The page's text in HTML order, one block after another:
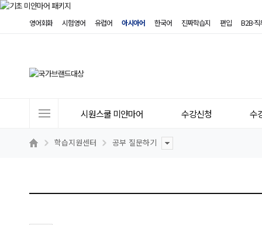
영어회화 시험영어 유럽어 아시아어 한국어 진짜학습지 편입 B2B·
트
시원스쿨 미얀마어 수강신청 수
학습지원센터 공부 질문하기